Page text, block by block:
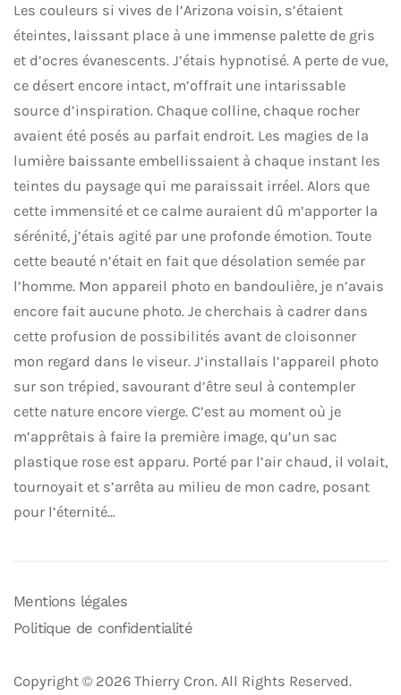
Les couleurs si vives de l’Arizona voisin, s’étaient
éteintes, laissant place à une immense palette de gris
et d’ocres évanescents. J’étais hypnotisé. A perte de vue,
ce désert encore intact, m’offrait une intarissable
source d’inspiration. Chaque colline, chaque rocher
avaient été posés au parfait endroit. Les magies de la
lumière baissante embellissaient à chaque instant les
teintes du paysage qui me paraissait irréel. Alors que
cette immensité et ce calme auraient dû m’apporter la
sérénité, j’étais agité par une profonde émotion. Toute
cette beauté n’était en fait que désolation semée par
l’homme. Mon appareil photo en bandoulière, je n’avais
encore fait aucune photo. Je cherchais à cadrer dans
cette profusion de possibilités avant de cloisonner
mon regard dans le viseur. J’installais l’appareil photo
sur son trépied, savourant d’être seul à contempler
cette nature encore vierge. C’est au moment où je
m’apprêtais à faire la première image, qu’un sac
plastique rose est apparu. Porté par l’air chaud, il volait,
tournoyait et s’arrêta au milieu de mon cadre, posant
pour l’éternité…
Mentions légales
Politique de confidentialité
Copyright © 2026 Thierry Cron. All Rights Reserved.